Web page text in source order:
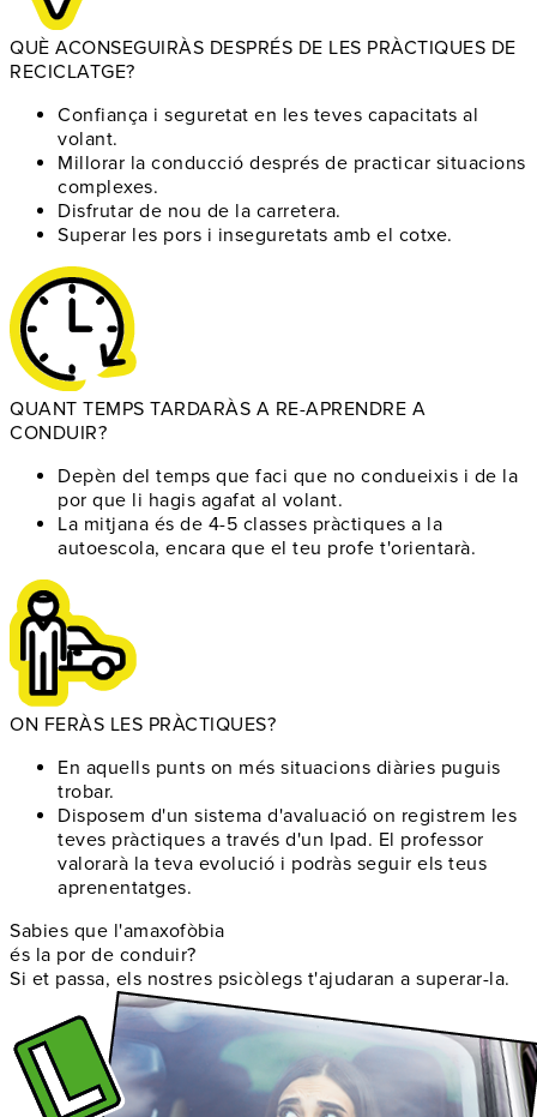
QUÈ ACONSEGUIRÀS DESPRÉS DE LES PRÀCTIQUES DE
RECICLATGE?
Confiança i seguretat en les teves capacitats al
volant.
Millorar la conducció després de practicar situacions
complexes.
Disfrutar de nou de la carretera.
Superar les pors i inseguretats amb el cotxe.
QUANT TEMPS TARDARÀS A RE-APRENDRE A
CONDUIR?
Depèn del temps que faci que no condueixis i de la
por que li hagis agafat al volant.
La mitjana és de 4-5 classes pràctiques a la
autoescola, encara que el teu profe t'orientarà.
ON FERÀS LES PRÀCTIQUES?
En aquells punts on més situacions diàries puguis
trobar.
Disposem d'un sistema d'avaluació on registrem les
teves pràctiques a través d'un Ipad. El professor
valorarà la teva evolució i podràs seguir els teus
aprenentatges.
Sabies que l'amaxofòbia
és la por de conduir?
Si et passa, els nostres psicòlegs t'ajudaran a superar-la.